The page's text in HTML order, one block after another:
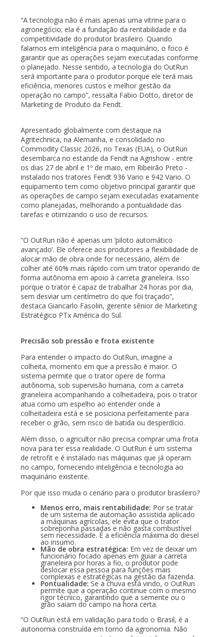
“A tecnologia não é mais apenas uma vitrine para o
agronegócio; ela é a fundação da rentabilidade e da
competitividade do produtor brasileiro. Quando
falamos em inteligência para o maquinário, o foco é
garantir que as operações sejam executadas conforme
o planejado. Nesse sentido, a tecnologia do OutRun
será importante para o produtor porque ele terá mais
eficiência, menores custos e melhor gestão da
operação no campo”, ressalta Fabio Dotto, diretor de
Marketing de Produto da Fendt.
Apresentado globalmente com destaque na
Agritechnica, na Alemanha, e consolidado no
Commodity Classic 2026, no Texas (EUA), o OutRun
desembarca no estande da Fendt na Agrishow - entre
os dias 27 de abril e 1º de maio, em Ribeirão Preto -
instalado nos tratores Fendt 936 Vario e 942 Vario. O
equipamento tem como objetivo principal garantir que
as operações de campo sejam executadas exatamente
como planejadas, melhorando a pontualidade das
tarefas e otimizando o uso de recursos.
“O OutRun não é apenas um ‘piloto automático
avançado’. Ele oferece aos produtores a flexibilidade de
alocar mão de obra onde for necessário, além de
colher até 60% mais rápido com um trator operando de
forma autônoma em apoio à carreta graneleira. Isso
porque o trator é capaz de trabalhar 24 horas por dia,
sem desviar um centímetro do que foi traçado”,
destaca Giancarlo Fasolin, gerente sênior de Marketing
Estratégico PTx América do Sul.
Precisão sob pressão e frota existente
Para entender o impacto do OutRun, imagine a
colheita, momento em que a pressão é maior. O
sistema permite que o trator opere de forma
autônoma, sob supervisão humana, com a carreta
graneleira acompanhando a colheitadeira, pois o trator
atua como um espelho ao entender onde a
colheitadeira está e se posiciona perfeitamente para
receber o grão, sem risco de batida ou desperdício.
Além disso, o agricultor não precisa comprar uma frota
nova para ter essa realidade. O OutRun é um sistema
de retrofit e é instalado nas máquinas que já operam
no campo, fornecendo inteligência e tecnologia ao
maquinário existente.
Por que isso muda o cenário para o produtor brasileiro?
Menos erro, mais rentabilidade: Por se tratar
de um sistema de automação assistida aplicado
a máquinas agrícolas, ele evita que o trator
sobreponha passadas e não gasta combustível
sem necessidade. É a eficiência máxima do diesel
ao insumo.
Mão de obra estratégica: Em vez de deixar um
funcionário focado apenas em guiar a carreta
graneleira por horas a fio, o produtor pode
deslocar essa pessoa para funções mais
complexas e estratégicas na gestão da fazenda.
Pontualidade: Se a chuva está vindo, o OutRun
permite que a operação continue com o mesmo
rigor técnico, garantindo que a semente ou o
grão saiam do campo na hora certa.
“O OutRun está em validação para todo o Brasil, é a
autonomia construída em torno da agronomia. Não